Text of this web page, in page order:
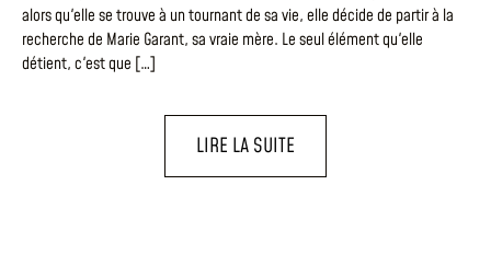
alors qu'elle se trouve à un tournant de sa vie, elle décide de partir à la
recherche de Marie Garant, sa vraie mère. Le seul élément qu'elle
détient, c'est que […]
LIRE LA SUITE